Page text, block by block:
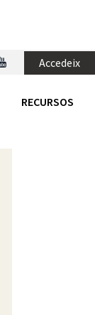
Accedeix
RECURSOS